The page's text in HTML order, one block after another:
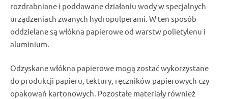
rozdrabniane i poddawane działaniu wody w specjalnych
urządzeniach zwanych hydropulperami. W ten sposób
oddzielane są włókna papierowe od warstw polietylenu i
aluminium.
Odzyskane włókna papierowe mogą zostać wykorzystane
do produkcji papieru, tektury, ręczników papierowych czy
opakowań kartonowych. Pozostałe materiały również